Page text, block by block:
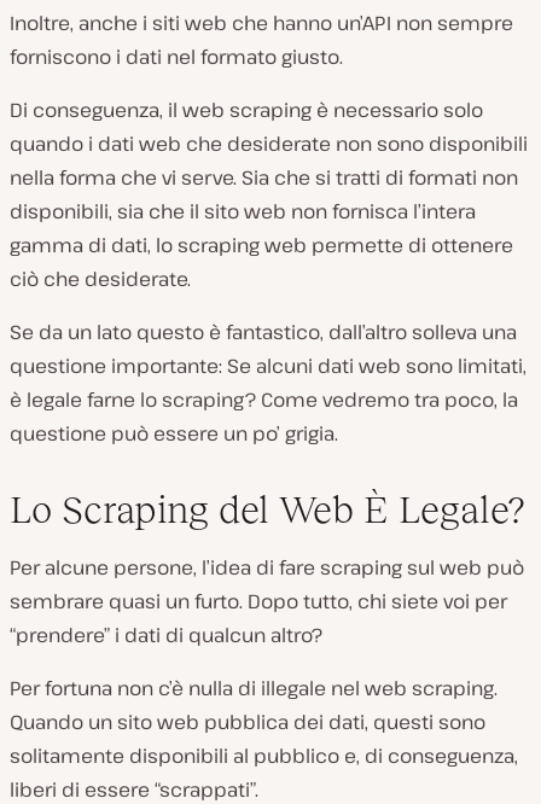
Inoltre, anche i siti web che hanno un’API non sempre
forniscono i dati nel formato giusto.
Di conseguenza, il web scraping è necessario solo
quando i dati web che desiderate non sono disponibili
nella forma che vi serve. Sia che si tratti di formati non
disponibili, sia che il sito web non fornisca l’intera
gamma di dati, lo scraping web permette di ottenere
ciò che desiderate.
Se da un lato questo è fantastico, dall’altro solleva una
questione importante: Se alcuni dati web sono limitati,
è legale farne lo scraping? Come vedremo tra poco, la
questione può essere un po’ grigia.
Lo Scraping del Web È Legale?
Per alcune persone, l’idea di fare scraping sul web può
sembrare quasi un furto. Dopo tutto, chi siete voi per
“prendere” i dati di qualcun altro?
Per fortuna non c’è nulla di illegale nel web scraping.
Quando un sito web pubblica dei dati, questi sono
solitamente disponibili al pubblico e, di conseguenza,
liberi di essere “scrappati”.